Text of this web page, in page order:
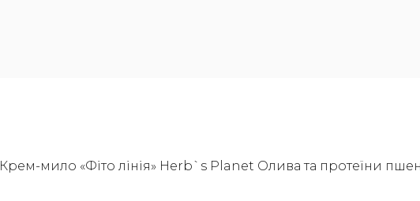
Крем-мило «Фіто лінія» Herb`s Planet Олива та протеїни